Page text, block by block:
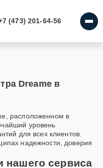
(473) 201-64-56
Dreame в
расположенном в
уровень
для всех клиентов.
надежности, доверия
нашего сервиса